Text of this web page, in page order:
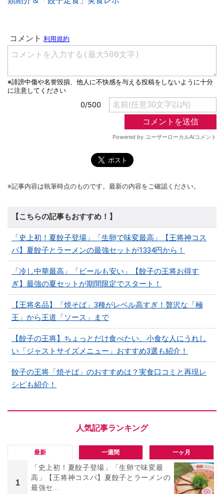
※記事内容は執筆時点のものです。最新の内容をご確認ください。
【こちらの記事もおすすめ！】
「史上初！夏餃子登場」「生卵で味変最高」【王将神コス
パ】夏餃子とラーメンの最強セットが1334円から！
「冷し中華最高」「ビールも安い」【餃子の王将お得す
ぎ】最強の夏セットが期間限定でスタート！
【王将名品】「焼そば」3種がレベル高すぎ！贅沢な「極
王」から王道「ソース」まで
【餃子の王将】ちょっとだけ食べたい、小食な人にうれし
い「ジャストサイズメニュー」おすすめ3選も紹介！
餃子の王将「焼そば」のおすすめは？実食口コミと再現レ
シピも紹介！
最新 一週間 一ヶ月
1
「史上初！夏餃子登場」「生卵で味変最
高」【王将神コスパ】夏餃子とラーメンの
最強セ...